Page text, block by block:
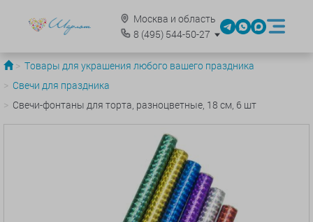
Москва и область
8 (495)544-50-27
Товары для украшения любого вашего праздника
Свечи для праздника
Свечи-фонтаны для торта, разноцветные, 18 см, 6 шт